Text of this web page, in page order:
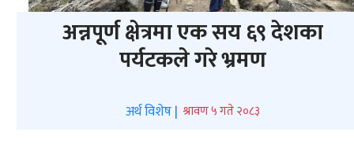
अन्नपूर्ण क्षेत्रमा एक सय ६९ देशका
पर्यटकले गरे भ्रमण
अर्थ विशेष | श्रावण ५ गते २०८३